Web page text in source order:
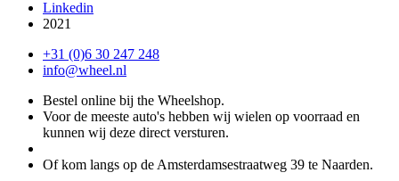
Linkedin
2021
+31 (0)6 30 247 248
info@wheel.nl
Bestel online bij the Wheelshop.
Voor de meeste auto's hebben wij wielen op voorraad en
kunnen wij deze direct versturen.
Of kom langs op de Amsterdamsestraatweg 39 te Naarden.